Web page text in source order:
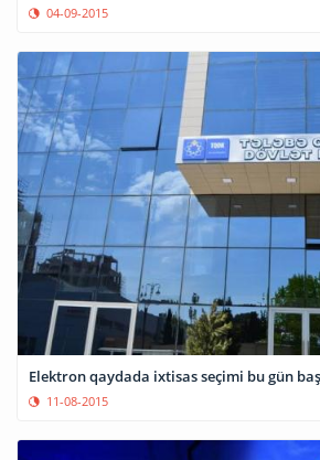
04-09-2015
Elektron qaydada ixtisas seçimi bu gün
11-08-2015